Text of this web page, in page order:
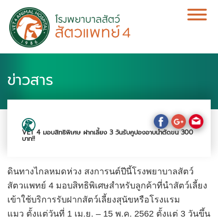
ข่าวสาร
VET 4 มอบสิทธิพิเศษ ฝากเลี้ยง 3 วันรับคูปองอาบน้ำตัดขน 300
บาท!!
ดินทางไกลหมดห่วง สงการนต์ปีนี้โรงพยาบาลสัตว์
สัตวแพทย์ 4 มอบสิทธิพิเศษสำหรับลูกค้าที่นำสัตว์เลี้ยง
เข้าใช้บริการรับฝากสัตว์เลี้ยงสุนัขหรือโรงแรม
แมว ตั้งแต่วันที่ 1 เม.ย. – 15 พ.ค. 2562 ตั้งแต่ 3 วันขึ้น